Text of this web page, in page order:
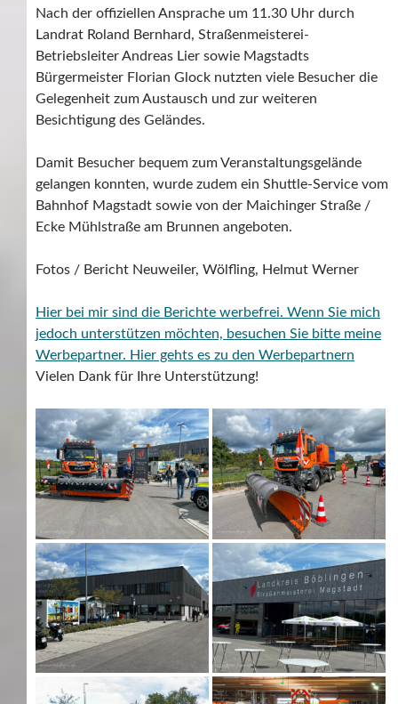
Nach der offiziellen Ansprache um 11.30 Uhr durch
Landrat Roland Bernhard, Straßenmeisterei-
Betriebsleiter Andreas Lier sowie Magstadts
Bürgermeister Florian Glock nutzten viele Besucher die
Gelegenheit zum Austausch und zur weiteren
Besichtigung des Geländes.
Damit Besucher bequem zum Veranstaltungsgelände
gelangen konnten, wurde zudem ein Shuttle-Service vom
Bahnhof Magstadt sowie von der Maichinger Straße /
Ecke Mühlstraße am Brunnen angeboten.
Fotos / Bericht Neuweiler, Wölfling, Helmut Werner
Hier bei mir sind die Berichte werbefrei. Wenn Sie mich
jedoch unterstützen möchten, besuchen Sie bitte meine
Werbepartner. Hier gehts es zu den Werbepartnern
Vielen Dank für Ihre Unterstützung!